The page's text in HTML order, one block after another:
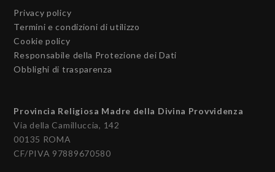
Privacy policy
Termini e condizioni di utilizzo
Cookie policy
Responsabile della Protezione dei Dati
Obblighi di trasparenza
Provincia Religiosa Madre della Divina Provvidenza
Via della Camilluccia, 142
00135 ROMA
CF/PIVA 97889670580